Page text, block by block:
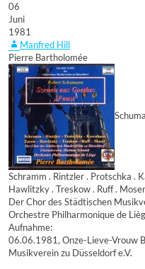
06
Juni
1981
Manfred Hill
Pierre Bartholomée
Schramm . Rintzler . Protschka .
Hawlitzky . Treskow . Ruff . Moser
Der Chor des Städtischen
Orchestre Philharmonique de
Aufnahme:
06.06.1981, Onze-Lieve-Vrouw
Musikverein zu Düsseldorf e.V.